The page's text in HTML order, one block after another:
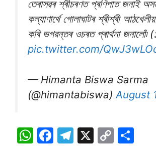
তেৰাসৱৰ শ্ৰীচৰণত প্ৰণিপাত জনাই
কল্যাণাৰ্থে গোলাঘাটৰ শ্ৰীশ্ৰী
কৰি ভগৱন্তৰ ওচৰত প্ৰাৰ্থনা জনালোঁ৷
pic.twitter.com/
— Himanta Biswa Sarma
(@himantabiswa) August
W F
T
X
C